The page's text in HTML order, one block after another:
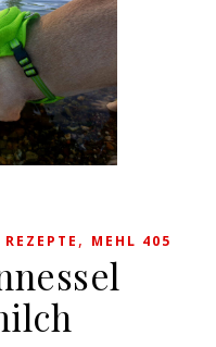
, MEHL 405